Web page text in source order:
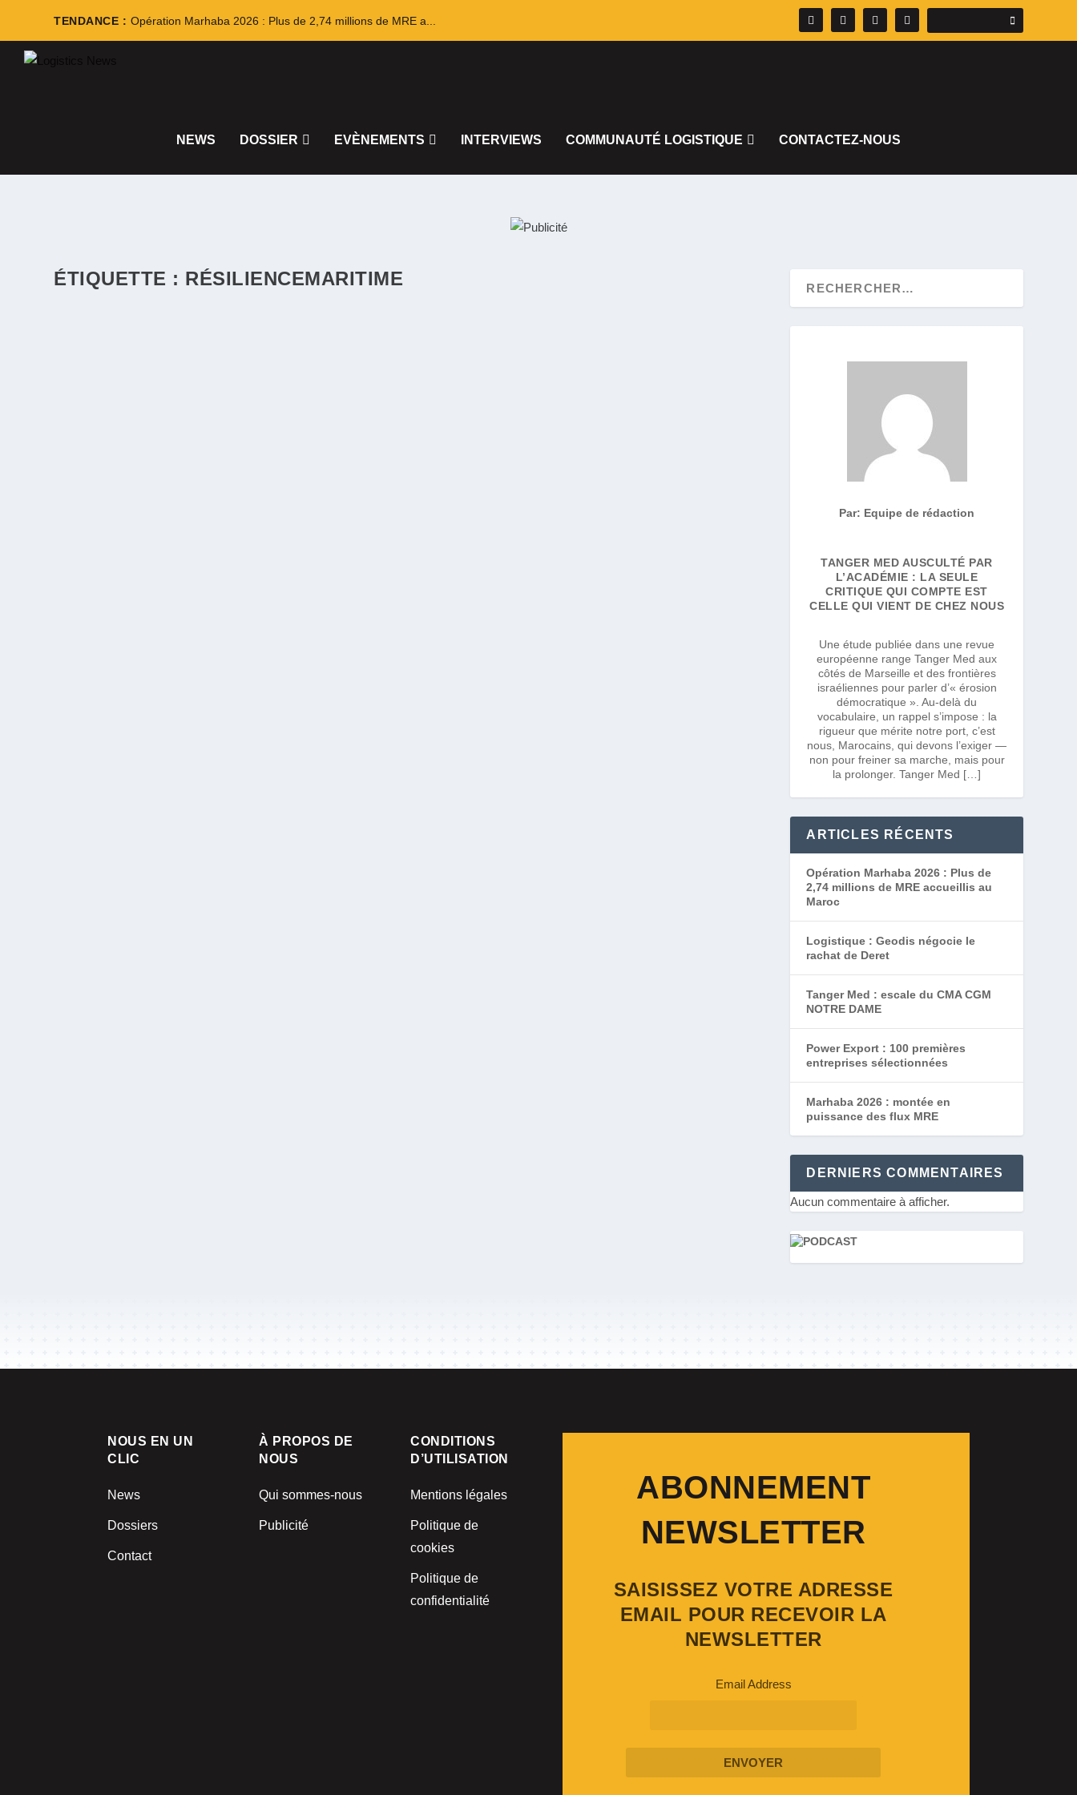
TENDANCE : Opération Marhaba 2026 : Plus de 2,74 millions de MRE a...
NEWS DOSSIER EVÈNEMENTS INTERVIEWS COMMUNAUTÉ LOGISTIQUE CONTACTEZ-NOUS
ÉTIQUETTE : RÉSILIENCEMARITIME
Par: Equipe de rédaction
TANGER MED AUSCULTÉ PAR
L’ACADÉMIE : LA SEULE
CRITIQUE QUI COMPTE EST
CELLE QUI VIENT DE CHEZ NOUS
Une étude publiée dans une revue
européenne range Tanger Med aux
côtés de Marseille et des frontières
israéliennes pour parler d’« érosion
démocratique ». Au-delà du
vocabulaire, un rappel s’impose : la
rigueur que mérite notre port, c’est
nous, Marocains, qui devons l’exiger —
non pour freiner sa marche, mais pour
la prolonger. Tanger Med […]
ARTICLES RÉCENTS
Opération Marhaba 2026 : Plus de
2,74 millions de MRE accueillis au
Maroc
Logistique : Geodis négocie le
rachat de Deret
Tanger Med : escale du CMA CGM
NOTRE DAME
Power Export : 100 premières
entreprises sélectionnées
Marhaba 2026 : montée en
puissance des flux MRE
DERNIERS COMMENTAIRES
Aucun commentaire à afficher.
NOUS EN UN
CLIC
News
Dossiers
Contact
À PROPOS DE
NOUS
Qui sommes-nous
Publicité
CONDITIONS
D’UTILISATION
Mentions légales
Politique de
cookies
Politique de
confidentialité
ABONNEMENT
NEWSLETTER
SAISISSEZ VOTRE ADRESSE
EMAIL POUR RECEVOIR LA
NEWSLETTER
Email Address